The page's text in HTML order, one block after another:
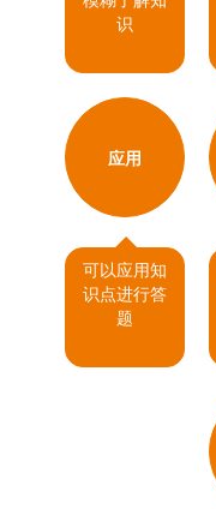
识
应用
可以应用知
识点进行答
题